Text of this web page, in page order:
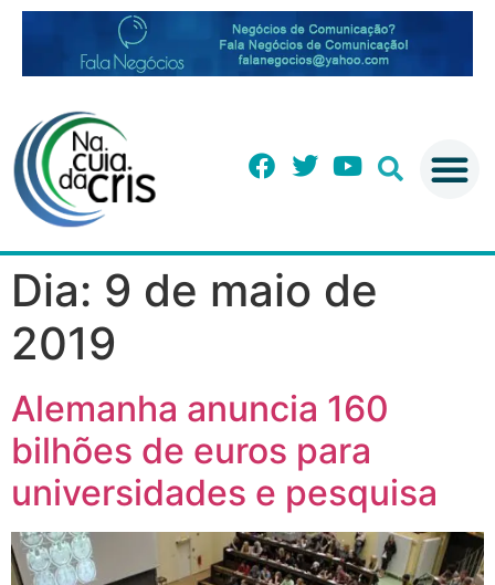
Dia: 9 de maio de
2019
Alemanha anuncia 160
bilhões de euros para
universidades e pesquisa